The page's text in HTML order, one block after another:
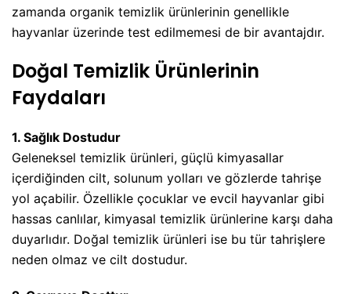
zamanda organik temizlik ürünlerinin genellikle
hayvanlar üzerinde test edilmemesi de bir avantajdır.
Doğal Temizlik Ürünlerinin
Faydaları
1. Sağlık Dostudur
Geleneksel temizlik ürünleri, güçlü kimyasallar
içerdiğinden cilt, solunum yolları ve gözlerde tahrişe
yol açabilir. Özellikle çocuklar ve evcil hayvanlar gibi
hassas canlılar, kimyasal temizlik ürünlerine karşı daha
duyarlıdır. Doğal temizlik ürünleri ise bu tür tahrişlere
neden olmaz ve cilt dostudur.